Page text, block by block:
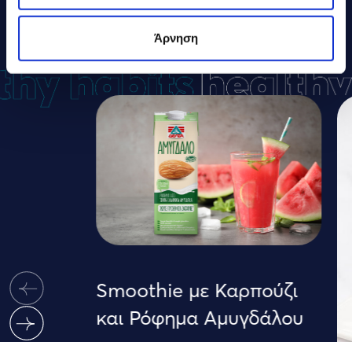
Άρνηση
ΔΕΛΤΑΣΥΝΤΑΓΕΣ
Smoothie με Καρπούζι
και Ρόφημα Αμυγδάλου